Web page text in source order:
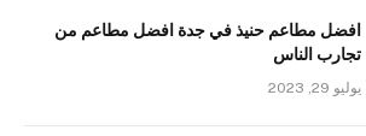
افضل مطاعم حنيذ في جدة افضل مطاعم من
تجارب الناس
يوليو 29, 2023